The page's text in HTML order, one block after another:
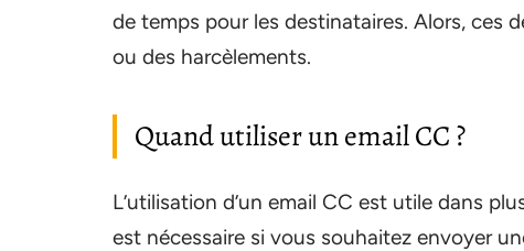
de temps pour les destinataires. Alors, ces
ou des harcèlements.
Quand utiliser un email CC ?
L’utilisation d’un email CC est utile dans
est nécessaire si vous souhaitez envoyer